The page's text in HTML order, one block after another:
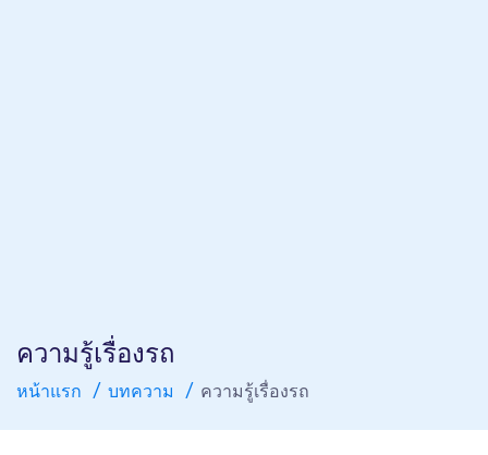
ความรู้เรื่องรถ
หน้าแรก บทความ ความรู้เรื่องรถ